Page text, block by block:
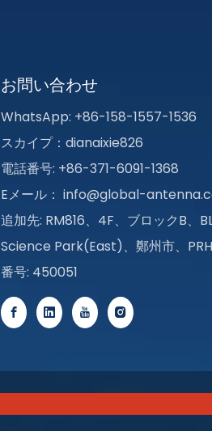
お問い合わせ
WhatsApp: +86-158-1557-1536
スカイプ：dianaixie826
電話番号: +86-371-6091-1368
Eメール： info@global-
追加先: RM816、4F、ブロックB、
Science Park(East)、鄭州市、
番号: 450051